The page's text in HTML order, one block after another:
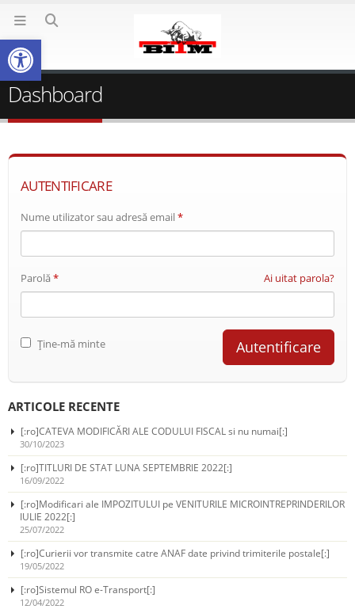
Dashboard
AUTENTIFICARE
Nume utilizator sau adresă email*
Parolă* Ai uitat parola?
Ține-mă minte
ARTICOLE RECENTE
[:ro]CATEVA MODIFICĂRI ALE CODULUI FISCAL si nu numai[:]
30/10/2023
[:ro]TITLURI DE STAT LUNA SEPTEMBRIE 2022[:]
16/09/2022
[:ro]Modificari ale IMPOZITULUI pe VENITURILE MICROINTREPRINDERILOR
IULIE 2022[:]
25/07/2022
[:ro]Curierii vor transmite catre ANAF date privind trimiterile postale[:]
19/05/2022
[:ro]Sistemul RO e-Transport[:]
12/04/2022
Deschide bara de unelte